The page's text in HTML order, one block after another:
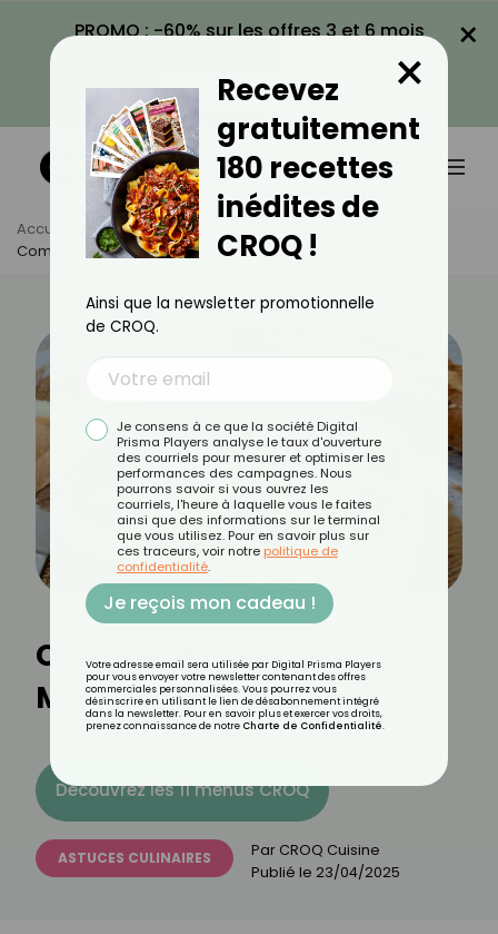
PROMO : -60% sur les offres 3 et 6 mois
VOIR LA PROMO
×
Accueil Actus
Astuces Culinaires
Comment Cuisiner Le Munster ?
Comment cuisiner le
Munster ?
Découvrez les 11 menus CROQ
ASTUCES CULINAIRES Par CROQ Cuisine
Publié le 23/04/2025
Recevez
gratuitement
180 recettes
inédites de
CROQ !
×
Ainsi que la newsletter promotionnelle
de CROQ.
Je consens à ce que la société Digital
Prisma Players analyse le taux d'ouverture
des courriels pour mesurer et optimiser les
performances des campagnes. Nous
pourrons savoir si vous ouvrez les
courriels, l'heure à laquelle vous le faites
ainsi que des informations sur le terminal
que vous utilisez. Pour en savoir plus sur
ces traceurs, voir notre politique de
confidentialité.
Je reçois mon cadeau !
Votre adresse email sera utilisée par Digital Prisma Players
pour vous envoyer votre newsletter contenant des offres
commerciales personnalisées. Vous pourrez vous
désinscrire en utilisant le lien de désabonnement intégré
dans la newsletter. Pour en savoir plus et exercer vos droits,
prenez connaissance de notre Charte de Confidentialité.